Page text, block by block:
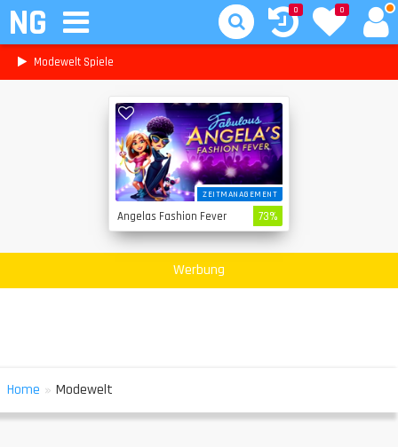
NG 0
0
Modewelt Spiele
ZEITMANAGEMENT
Angelas Fashion Fever 73%
Werbung
Home » Modewelt